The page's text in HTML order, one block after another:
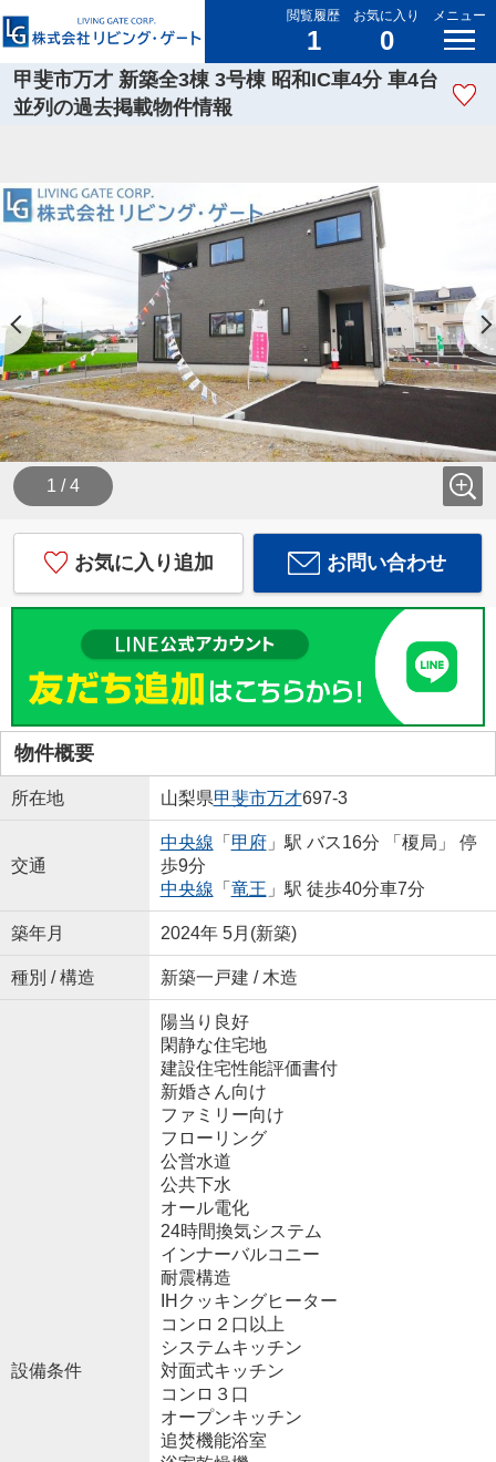
閲覧履歴
1
お気に入り
0
メニュー
甲斐市万才 新築全3棟 3号棟 昭和IC車4分 車4台
並列の過去掲載物件情報
1 / 4
お気に入り追加 お問い合わせ
物件概要
所在地 山梨県甲斐市万才697-3
交通
中央線 「 甲府」駅 バス16分 「榎局」 停
歩9分
中央線 「 竜王 」駅 徒歩40分車7分
築年月 2024年 5月(新築)
種別 / 構造 新築一戸建 / 木造
設備条件
陽当り良好
閑静な住宅地
建設住宅性能評価書付
新婚さん向け
ファミリー向け
フローリング
公営水道
公共下水
オール電化
24時間換気システム
インナーバルコニー
耐震構造
IHクッキングヒーター
コンロ２口以上
システムキッチン
対面式キッチン
コンロ３口
オープンキッチン
追焚機能浴室